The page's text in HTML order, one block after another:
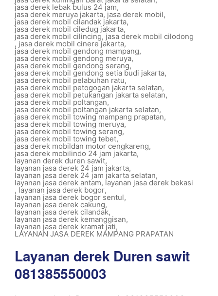
jasa derek lebak bulus 24 jam,
jasa derek meruya jakarta, jasa derek mobil,
jasa derek mobil cilandak jakarta,
jasa derek mobil ciledug jakarta,
jasa derek mobil cilincing, jasa derek mobil cilodong
, jasa derek mobil cinere jakarta,
jasa derek mobil gendong mampang,
jasa derek mobil gendong meruya,
jasa derek mobil gendong serang,
jasa derek mobil gendong setia budi jakarta,
jasa derek mobil pelabuhan ratu,
jasa derek mobil petogogan jakarta selatan,
jasa derek mobil petukangan jakarta selatan,
jasa derek mobil poltangan,
jasa derek mobil poltangan jakarta selatan,
jasa derek mobil towing mampang prapatan,
jasa derek mobil towing meruya,
jasa derek mobil towing serang,
jasa derek mobil towing tebet,
jasa derek mobildan motor cengkareng,
jasa derek mobilindo 24 jam jakarta,
layanan derek duren sawit,
layanan jasa derek 24 jam jakarta,
layanan jasa derek 24 jam jakarta selatan,
layanan jasa derek antam, layanan jasa derek bekasi
, layanan jasa derek bogor,
layanan jasa derek bogor sentul,
layanan jasa derek cakung,
layanan jasa derek cilandak,
layanan jasa derek kemanggisan,
layanan jasa derek kramat jati,
LAYANAN JASA DEREK MAMPANG PRAPATAN
Layanan derek Duren sawit
081385550003